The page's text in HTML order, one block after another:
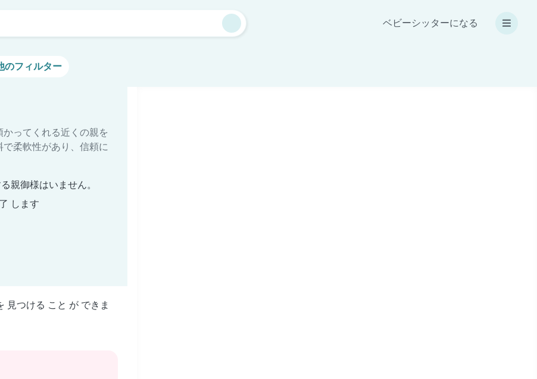
ベビーシッターになる
のフィルター
ってくれる近くの親を
柔軟性があり、信頼に
親御様はいません。
します
見つける こと が できま